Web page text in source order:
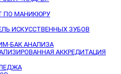
ПО МАНИКЮРУ
ИСКУССТВЕННЫХ ЗУБОВ
БАК АНАЛИЗА
АККРЕДИТАЦИЯ